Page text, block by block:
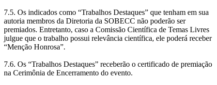
7.5. Os indicados como “Trabalhos Destaques” que tenham em sua
autoria membros da Diretoria da SOBECC não poderão ser
premiados. Entretanto, caso a Comissão Científica de Temas Livres
julgue que o trabalho possui relevância científica, ele poderá receber
“Menção Honrosa”.
7.6. Os “Trabalhos Destaques” receberão o certificado de premiação
na Cerimônia de Encerramento do evento.